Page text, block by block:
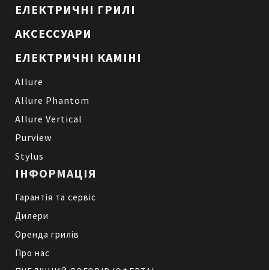
ЕЛЕКТРИЧНІ ГРИЛІ
АКСЕССУАРИ
ЕЛЕКТРИЧНІ КАМІНІ
Allure
Allure Phantom
Allure Vertical
Purview
Stylus
ІНФОРМАЦІЯ
Гарантія та сервіс
Дилери
Оренда грилів
Про нас